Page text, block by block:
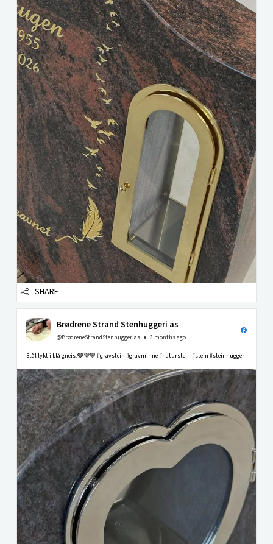
SHARE
Brødrene Strand Stenhuggeri as
@BrødreneStrandStenhuggerias 3 months ago
Stål lykt i blå gneis.🩶💜💙 #gravstein #gravminne #naturstein #stein #steinhugger